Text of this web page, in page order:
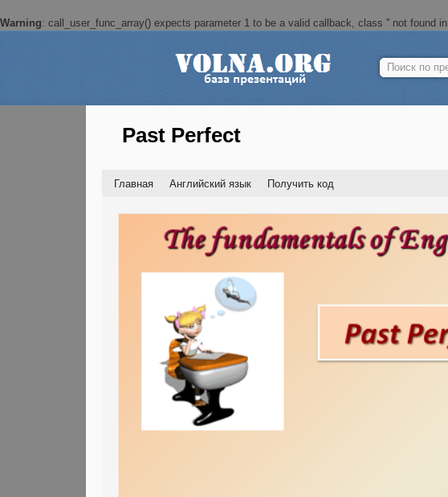
Warning: call_user_func_array() expects parameter 1 to be a valid callback, class '' not found in
Найти:
Past Perfect
Главная Английский язык Получить код